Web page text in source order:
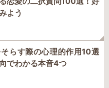
よう
そらす際の心理的作用10選
でわかる本音4つ